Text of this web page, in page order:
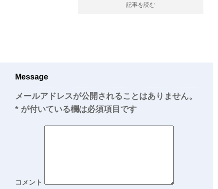
記事を読む
Message
メールアドレスが公開されることはありません。
* が付いている欄は必須項目です
コメント